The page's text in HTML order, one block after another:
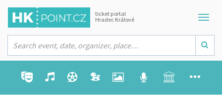
ticket portal
Hradec Králové